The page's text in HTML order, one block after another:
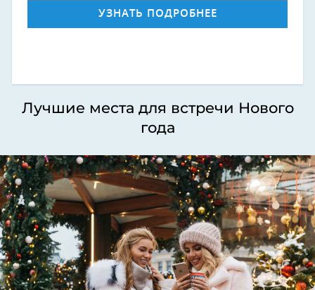
УЗНАТЬ ПОДРОБНЕЕ
Лучшие места для встречи Нового
года